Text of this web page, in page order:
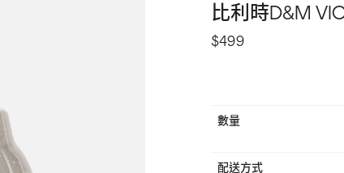
比利時D&M
$499
數量
配送方式